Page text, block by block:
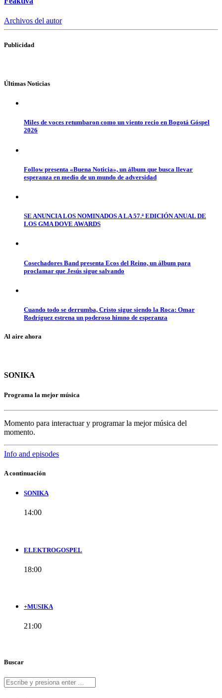
Archivos del autor
Publicidad
Últimas Noticias
Miles de voces retumbaron como un viento recio en Bogotá Góspel
2026
Follow presenta «Buena Noticia», un álbum que busca llevar
esperanza en medio de un mundo de adversidad
SE ANUNCIA LOS NOMINADOS A LA 57.ª EDICIÓN ANUAL DE
LOS GMA DOVE AWARDS
Cosechadores Band presenta Ecos del Reino, un álbum para
proclamar que Jesús sigue salvando
Cuando todo se derrumba, Cristo sigue siendo la Roca: Omar
Rodríguez estrena un poderoso himno de esperanza
Al aire ahora
SONIKA
Programa la mejor música
Momento para interactuar y programar la mejor música del
momento.
Info and episodes
A continuación
SONIKA
14:00
ELEKTROGOSPEL
18:00
+MUSIKA
21:00
Buscar